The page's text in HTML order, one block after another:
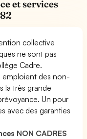
et services
collective
ne sont pas
Cadre.
emploient des non-
la très grande
Un pour
avec des garanties
NON CADRES